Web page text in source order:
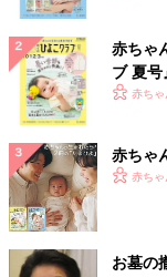
赤ちゃ
ブ 夏
く！ お
赤ち
赤ちゃ
赤ち
お墓の